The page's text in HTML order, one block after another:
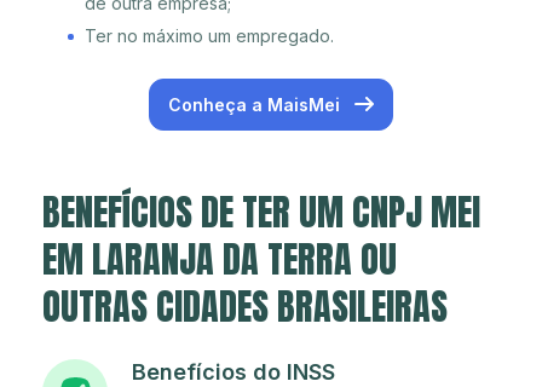
Ter no máximo um empregado.
Conheça a MaisMei
BENEFÍCIOS DE TER UM CNPJ MEI
EM LARANJA DA TERRA OU
OUTRAS CIDADES BRASILEIRAS
Benefícios do INSS